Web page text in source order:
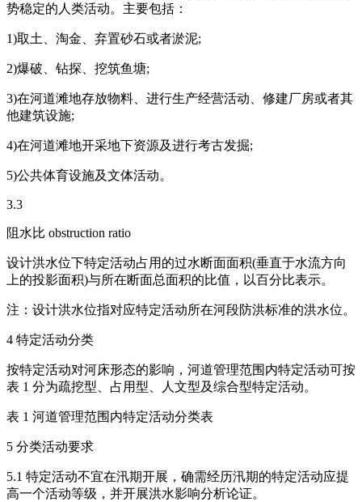
势稳定的人类活动。主要包括：
1)取土、淘金、弃置砂石或者淤泥;
2)爆破、钻探、挖筑鱼塘;
3)在河道滩地存放物料、进行生产经营活动、修建厂房或者其
他建筑设施;
4)在河道滩地开采地下资源及进行考古发掘;
5)公共体育设施及文体活动。
3.3
阻水比 obstruction ratio
设计洪水位下特定活动占用的过水断面面积(垂直于水流方向
上的投影面积)与所在断面总面积的比值，以百分比表示。
注：设计洪水位指对应特定活动所在河段防洪标准的洪水位。
4 特定活动分类
按特定活动对河床形态的影响，河道管理范围内特定活动可按
表 1 分为疏挖型、占用型、人文型及综合型特定活动。
表 1 河道管理范围内特定活动分类表
5 分类活动要求
5.1 特定活动不宜在汛期开展，确需经历汛期的特定活动应提
高一个活动等级，并开展洪水影响分析论证。